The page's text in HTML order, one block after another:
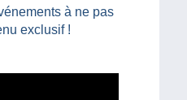
à ne pas
exclusif !